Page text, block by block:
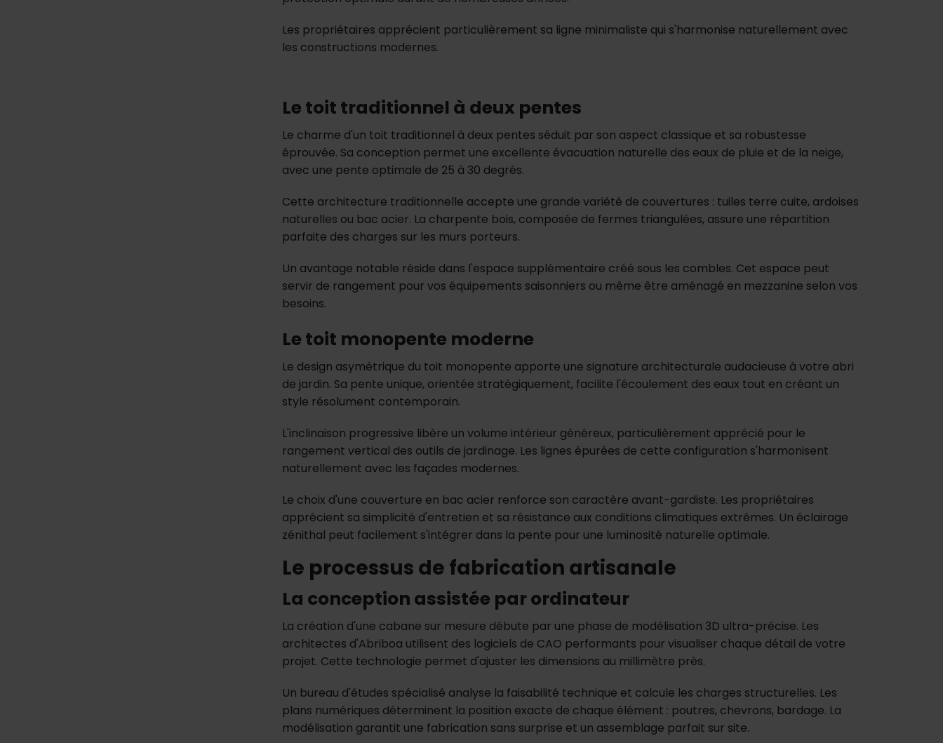
Les propriétaires apprécient particulièrement sa ligne minimaliste qui s'harmonise naturellement avec
les constructions modernes.
Le toit traditionnel à deux pentes
Le charme d'un toit traditionnel à deux pentes séduit par son aspect classique et sa robustesse
éprouvée. Sa conception permet une excellente évacuation naturelle des eaux de pluie et de la neige,
avec une pente optimale de 25 à 30 degrés.
Cette architecture traditionnelle accepte une grande variété de couvertures : tuiles terre cuite, ardoises
naturelles ou bac acier. La charpente bois, composée de fermes triangulées, assure une répartition
parfaite des charges sur les murs porteurs.
Un avantage notable réside dans l'espace supplémentaire créé sous les combles. Cet espace peut
servir de rangement pour vos équipements saisonniers ou même être aménagé en mezzanine selon vos
besoins.
Le toit monopente moderne
Le design asymétrique du toit monopente apporte une signature architecturale audacieuse à votre abri
de jardin. Sa pente unique, orientée stratégiquement, facilite l'écoulement des eaux tout en créant un
style résolument contemporain.
L'inclinaison progressive libère un volume intérieur généreux, particulièrement apprécié pour le
rangement vertical des outils de jardinage. Les lignes épurées de cette configuration s'harmonisent
naturellement avec les façades modernes.
Le choix d'une couverture en bac acier renforce son caractère avant-gardiste. Les propriétaires
apprécient sa simplicité d'entretien et sa résistance aux conditions climatiques extrêmes. Un éclairage
zénithal peut facilement s'intégrer dans la pente pour une luminosité naturelle optimale.
Le processus de fabrication artisanale
La conception assistée par ordinateur
La création d'une cabane sur mesure débute par une phase de modélisation 3D ultra-précise. Les
architectes d'Abriboa utilisent des logiciels de CAO performants pour visualiser chaque détail de votre
projet. Cette technologie permet d'ajuster les dimensions au millimètre près.
Un bureau d'études spécialisé analyse la faisabilité technique et calcule les charges structurelles. Les
plans numériques déterminent la position exacte de chaque élément : poutres, chevrons, bardage. La
modélisation garantit une fabrication sans surprise et un assemblage parfait sur site.